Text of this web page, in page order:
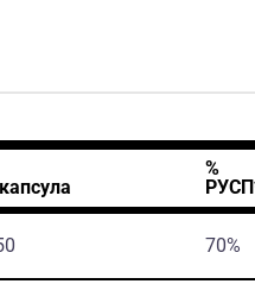
%
70%